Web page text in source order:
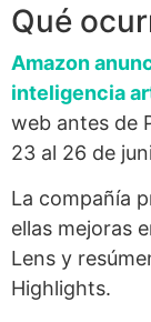
Qué
Amazon
inteligencia
web antes de
23 al 26 de
La compañía
ellas mejoras
Lens y
Highlights.